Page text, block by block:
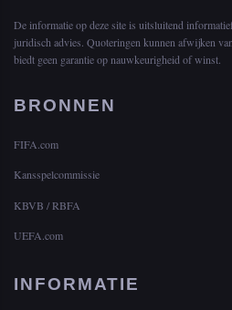
De informatie op deze site is uitsluitend
juridisch advies. Quoteringen kunnen afwijken
biedt geen garantie op nauwkeurigheid of winst.
BRONNEN
FIFA.com
Kansspelcommissie
KBVB / RBFA
UEFA.com
INFORMATIE